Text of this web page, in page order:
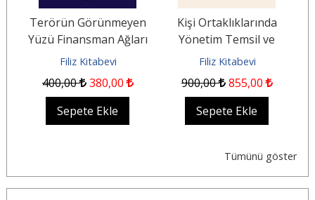
Terörün Görünmeyen
Yüzü Finansman Ağları
Kaynaklar ve
Filiz Kitabevi
400,00 380,00
Sepete Ekle
Kişi Ortaklıklarında
Yönetim Temsil ve
Sorumluluk
Filiz Kitabevi
900,00 855,00
Sepete Ekle
Tümünü göster